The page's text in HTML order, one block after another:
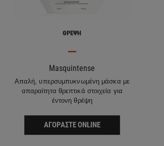
ΘΡΈΨΗ
Masquintense
Απαλή, υπερσυμπυκνωμένη μάσκα με
απαραίτητα θρεπτικά στοιχεία για
έντονη θρέψη
ΑΓΟΡΆΣΤΕ ONLINE